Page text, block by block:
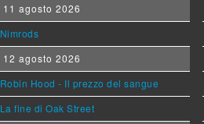
11 agosto 2026
Nimrods
12 agosto 2026
Robin Hood - Il prezzo del sangue
La fine di Oak Street